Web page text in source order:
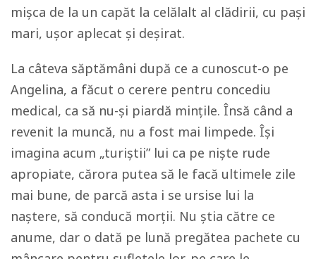
mișca de la un capăt la celălalt al clădirii, cu pași
mari, ușor aplecat și deșirat.
La câteva săptămâni după ce a cunoscut-o pe
Angelina, a făcut o cerere pentru concediu
medical, ca să nu-și piardă mințile. Însă când a
revenit la muncă, nu a fost mai limpede. Își
imagina acum „turiștii” lui ca pe niște rude
apropiate, cărora putea să le facă ultimele zile
mai bune, de parcă asta i se ursise lui la
naștere, să conducă morții. Nu știa către ce
anume, dar o dată pe lună pregătea pachete cu